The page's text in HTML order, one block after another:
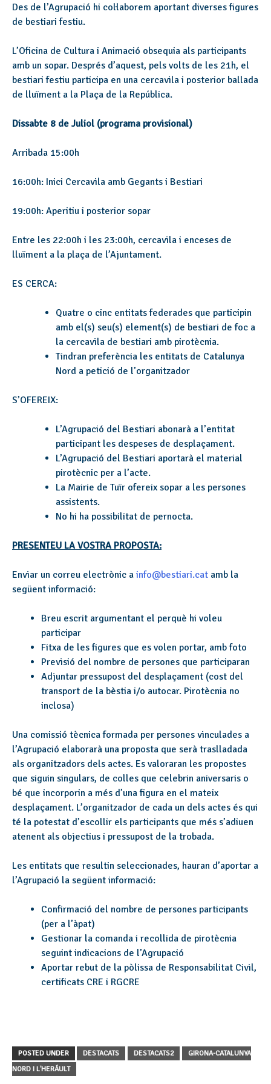
Des de l’Agrupació hi col·laborem aportant diverses figures
de bestiari festiu.
L’Oficina de Cultura i Animació obsequia als participants
amb un sopar. Després d’aquest, pels volts de les 21h, el
bestiari festiu participa en una cercavila i posterior ballada
de lluïment a la Plaça de la República.
Dissabte 8 de Juliol (programa provisional)
Arribada 15:00h
16:00h: Inici Cercavila amb Gegants i Bestiari
19:00h: Aperitiu i posterior sopar
Entre les 22:00h i les 23:00h, cercavila i enceses de
lluïment a la plaça de l’Ajuntament.
ES CERCA:
Quatre o cinc entitats federades que participin
amb el(s) seu(s) element(s) de bestiari de foc a
la cercavila de bestiari amb pirotècnia.
Tindran preferència les entitats de Catalunya
Nord a petició de l’organitzador
S’OFEREIX:
L’Agrupació del Bestiari abonarà a l’entitat
participant les despeses de desplaçament.
L’Agrupació del Bestiari aportarà el material
pirotècnic per a l’acte.
La Mairie de Tuïr ofereix sopar a les persones
assistents.
No hi ha possibilitat de pernocta.
PRESENTEU LA VOSTRA PROPOSTA:
Enviar un correu electrònic a info@bestiari.cat amb la
següent informació:
Breu escrit argumentant el perquè hi voleu
participar
Fitxa de les figures que es volen portar, amb foto
Previsió del nombre de persones que participaran
Adjuntar pressupost del desplaçament (cost del
transport de la bèstia i/o autocar. Pirotècnia no
inclosa)
Una comissió tècnica formada per persones vinculades a
l’Agrupació elaborarà una proposta que serà traslladada
als organitzadors dels actes. Es valoraran les propostes
que siguin singulars, de colles que celebrin aniversaris o
bé que incorporin a més d’una figura en el mateix
desplaçament. L’organitzador de cada un dels actes és qui
té la potestat d’escollir els participants que més s’adiuen
atenent als objectius i pressupost de la trobada.
Les entitats que resultin seleccionades, hauran d’aportar a
l’Agrupació la següent informació:
Confirmació del nombre de persones participants
(per a l’àpat)
Gestionar la comanda i recollida de pirotècnia
seguint indicacions de l’Agrupació
Aportar rebut de la pòlissa de Responsabilitat Civil,
certificats CRE i RGCRE
POSTED UNDER DESTACATS DESTACATS2
GIRONA-CATALUNYA
NORD I L'HERÁULT